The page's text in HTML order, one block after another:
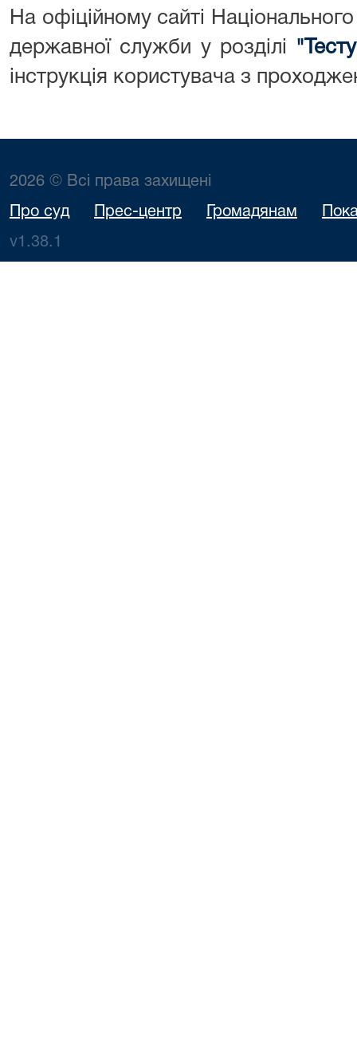
На офіційному сайті
державної служби у розділі
інструкція користувача з
2026 © Всі права захищені
Про суд Прес-центр Громадянам
v1.38.1